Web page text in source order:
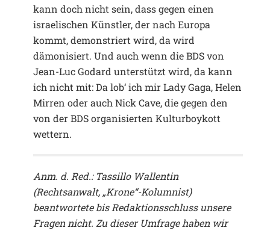
kann doch nicht sein, dass gegen einen
israelischen Künstler, der nach Europa
kommt, demonstriert wird, da wird
dämonisiert. Und auch wenn die BDS von
Jean-Luc Godard unterstützt wird, da kann
ich nicht mit: Da lob‘ ich mir Lady Gaga, Helen
Mirren oder auch Nick Cave, die gegen den
von der BDS organisierten Kulturboykott
wettern.
Anm. d. Red.: Tassillo Wallentin
(Rechtsanwalt, „Krone“-Kolumnist)
beantwortete bis Redaktionsschluss unsere
Fragen nicht. Zu dieser Umfrage haben wir